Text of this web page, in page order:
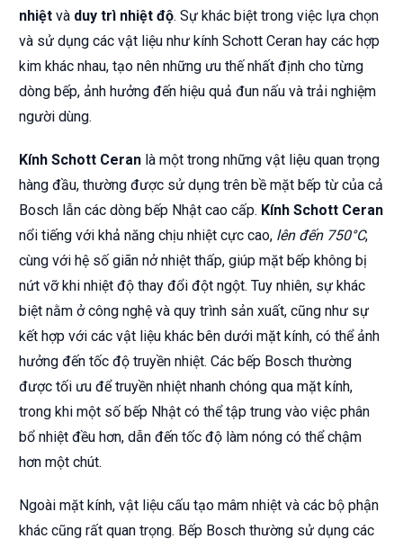
nhiệt và duy trì nhiệt độ. Sự khác biệt trong việc lựa chọn
và sử dụng các vật liệu như kính Schott Ceran hay các hợp
kim khác nhau, tạo nên những ưu thế nhất định cho từng
dòng bếp, ảnh hưởng đến hiệu quả đun nấu và trải nghiệm
người dùng.
Kính Schott Ceran là một trong những vật liệu quan trọng
hàng đầu, thường được sử dụng trên bề mặt bếp từ của cả
Bosch lẫn các dòng bếp Nhật cao cấp. Kính Schott Ceran
nổi tiếng với khả năng chịu nhiệt cực cao, lên đến 750°C,
cùng với hệ số giãn nở nhiệt thấp, giúp mặt bếp không bị
nứt vỡ khi nhiệt độ thay đổi đột ngột. Tuy nhiên, sự khác
biệt nằm ở công nghệ và quy trình sản xuất, cũng như sự
kết hợp với các vật liệu khác bên dưới mặt kính, có thể ảnh
hưởng đến tốc độ truyền nhiệt. Các bếp Bosch thường
được tối ưu để truyền nhiệt nhanh chóng qua mặt kính,
trong khi một số bếp Nhật có thể tập trung vào việc phân
bổ nhiệt đều hơn, dẫn đến tốc độ làm nóng có thể chậm
hơn một chút.
Ngoài mặt kính, vật liệu cấu tạo mâm nhiệt và các bộ phận
khác cũng rất quan trọng. Bếp Bosch thường sử dụng các